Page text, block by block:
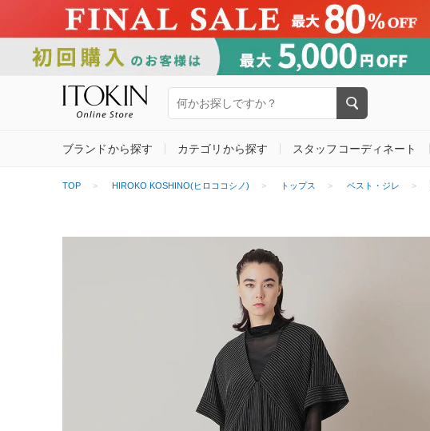
ブランドから探す カテゴリから探す スタッフコーディネート
TOP HIROKO KOSHINO(ヒロココシノ) トップス ベスト・ジレ